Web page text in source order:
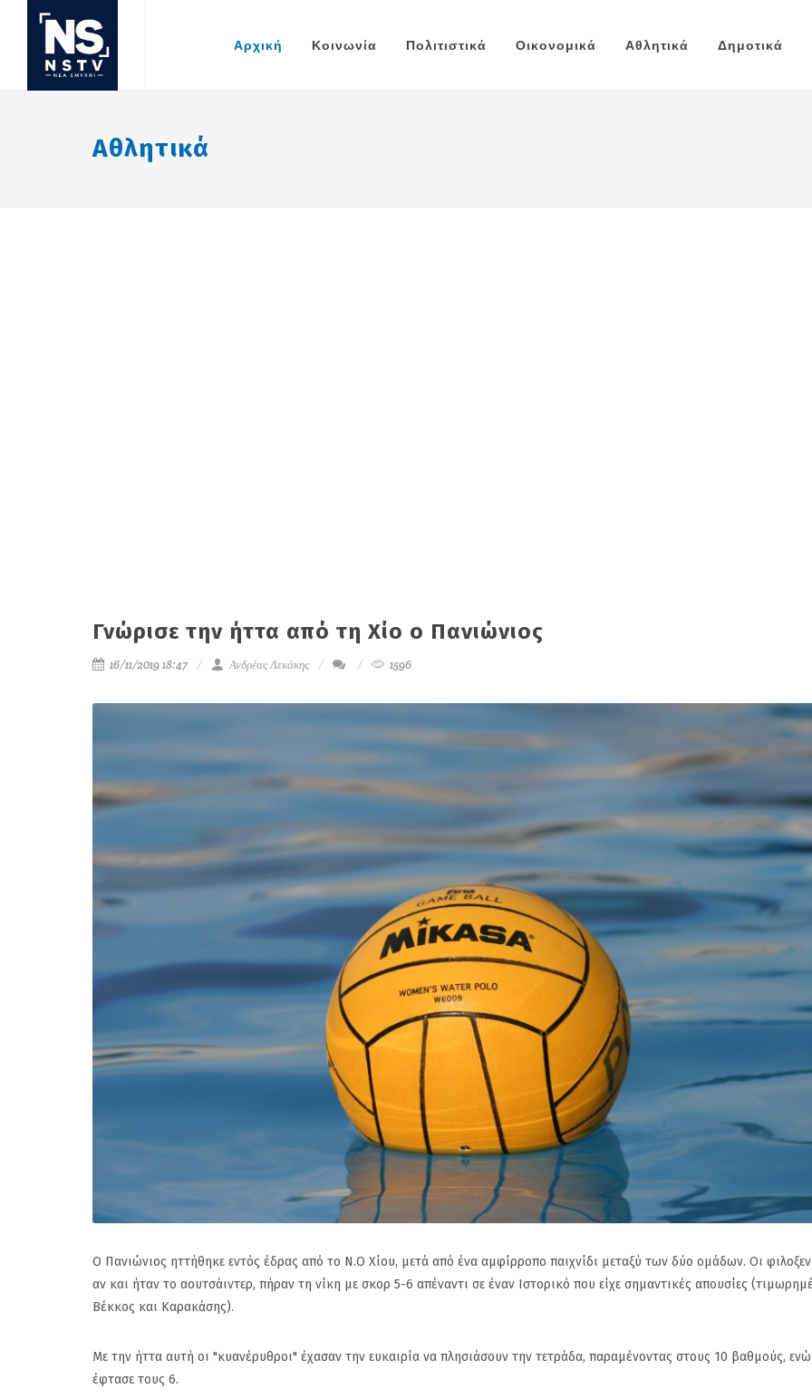
Αρχική Κοινωνία Πολιτιστικά Οικονομικά Αθλητικά Δημοτικά
Αθλητικά
Γνώρισε την ήττα από τη Χίο ο Πανιώνιος
16/11/2019 18:47 Ανδρέας Λεκάκης 1596
Ο Πανιώνιος ηττήθηκε εντός έδρας από το Ν.Ο Χίου, μετά από ένα αμφίρροπο παιχνίδι μεταξύ των δύο ομάδων. Οι
αν και ήταν το αουτσάιντερ, πήραν τη νίκη με σκορ 5-6 απέναντι σε έναν Ιστορικό που είχε σημαντικές απουσίες
Βέκκος και Καρακάσης).
Με την ήττα αυτή οι "κυανέρυθροι" έχασαν την ευκαιρία να πλησιάσουν την τετράδα, παραμένοντας στους 10 βαθμούς,
έφτασε τους 6.